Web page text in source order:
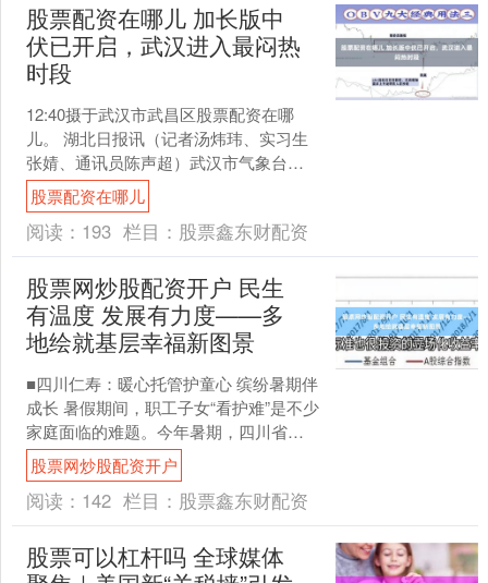
股票配资在哪儿 加长版中
伏已开启，武汉进入最闷热
时段
12:40摄于武汉市武昌区股票配资在哪
儿。 湖北日报讯（记者汤炜玮、实习生
张婧、通讯员陈声超）武汉市气象台
2026年7月25日7时0分发布高温黄色预警
信号：预计....
股票配资在哪儿
阅读： 193 栏目： 股票鑫东财配资
股票网炒股配资开户 民生
有温度 发展有力度——多
地绘就基层幸福新图景
■四川仁寿：暖心托管护童心 缤纷暑期伴
成长 暑假期间，职工子女“看护难”是不少
家庭面临的难题。今年暑期，四川省仁
寿县总工会牵头开展公益暑期托管服
务，为全县职工子....
股票网炒股配资开户
阅读： 142 栏目： 股票鑫东财配资
股票可以杠杆吗 全球媒体